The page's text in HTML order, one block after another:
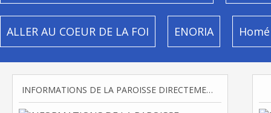
ALLER AU COEUR DE LA FOI ENORIA
INFORMATIONS DE LA PAROISSE DIRECTEMENT SUR VOTRE BOÎTE MAIL